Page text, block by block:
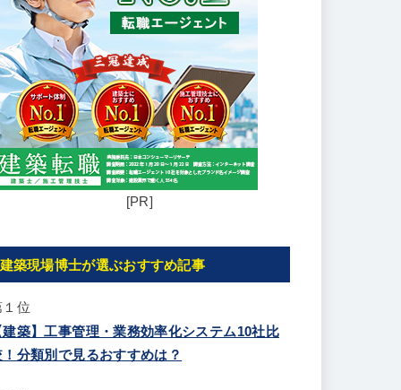
[PR]
建築現場博士が選ぶおすすめ記事
１位
建築】工事管理・業務効率化システム10社比
！分類別で見るおすすめは？